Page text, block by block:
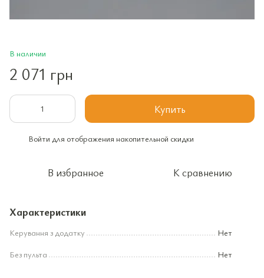
В наличии
2 071 грн
Купить
Войти для отображения накопительной скидки
В избранное К сравнению
Характеристики
Керування з додатку
Нет
Без пульта
Нет